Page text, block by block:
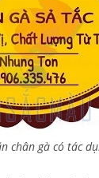
chân gà có tác